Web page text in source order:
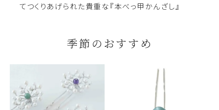
てつくりあげられた貴重な『本べっ甲かんざし』
季節のおすすめ